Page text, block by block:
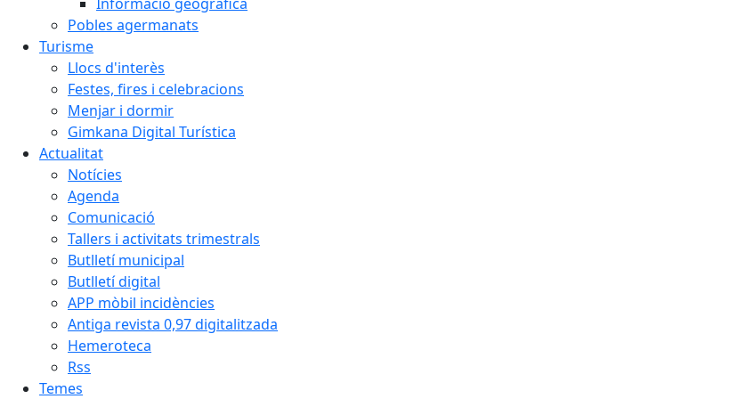
Pobles agermanats
Turisme
Llocs d'interès
Festes, fires i celebracions
Menjar i dormir
Gimkana Digital Turística
Actualitat
Notícies
Agenda
Comunicació
Tallers i activitats trimestrals
Butlletí municipal
Butlletí digital
APP mòbil incidències
Antiga revista 0,97 digitalitzada
Hemeroteca
Rss
Temes